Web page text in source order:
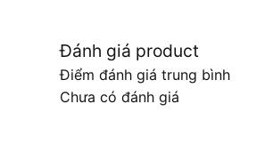
Đánh giá product
Điểm đánh giá trung bình
Chưa có đánh giá